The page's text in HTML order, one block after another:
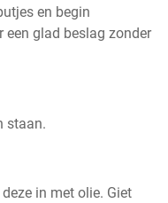
en begin
een glad beslag zonder
staan.
in met olie. Giet